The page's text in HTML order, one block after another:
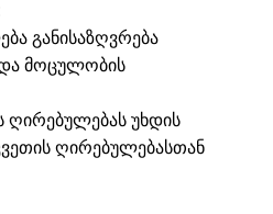
განისაზღვრება
მოცულობის
ღირებულებას უხდის
ღირებულებასთან